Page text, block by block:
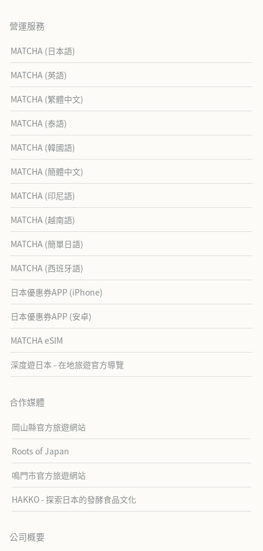
營運服務
MATCHA (日本語)
MATCHA (英語)
MATCHA (繁體中文)
MATCHA (泰語)
MATCHA (韓國語)
MATCHA (簡體中文)
MATCHA (印尼語)
MATCHA (越南語)
MATCHA (簡單日語)
MATCHA (西班牙語)
日本優惠券APP (iPhone)
日本優惠券APP (安卓)
MATCHA eSIM
深度遊日本 - 在地旅遊官方導覽
合作媒體
岡山縣官方旅遊網站
Roots of Japan
鳴門市官方旅遊網站
HAKKO - 探索日本的發酵食品文化
公司概要